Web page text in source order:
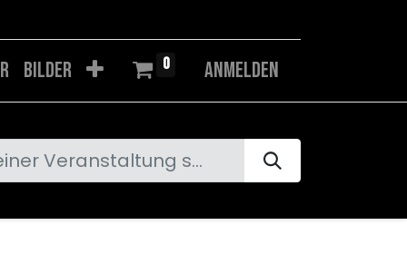
Bilder 0 Anmelden